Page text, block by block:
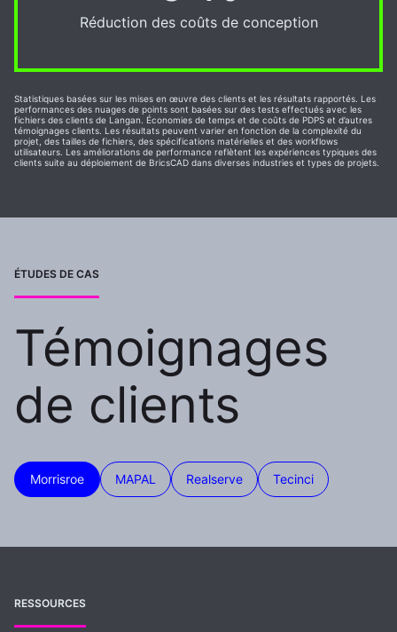
Réduction des coûts de conception
Statistiques basées sur les mises en œuvre des clients et les résultats rapportés. Les
performances des nuages de points sont basées sur des tests effectués avec les
fichiers des clients de Langan. Économies de temps et de coûts de PDPS et d’autres
témoignages clients. Les résultats peuvent varier en fonction de la complexité du
projet, des tailles de fichiers, des spécifications matérielles et des workflows
utilisateurs. Les améliorations de performance reflètent les expériences typiques des
clients suite au déploiement de BricsCAD dans diverses industries et types de projets.
ÉTUDES DE CAS
Témoignages
de clients
Morrisroe MAPAL Realserve Tecinci
RESSOURCES